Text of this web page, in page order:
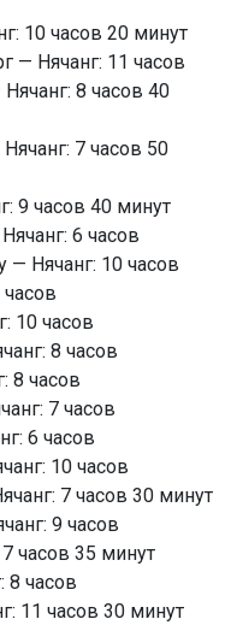
10 часов 20 минут
— Нячанг: 11 часов
8 часов 40
7 часов 50
9 часов 40 минут
6 часов
— Нячанг: 10 часов
10 часов
8 часов
8 часов
7 часов
6 часов
10 часов
7 часов 30 минут
9 часов
часов 35 минут
8 часов
11 часов 30 минут